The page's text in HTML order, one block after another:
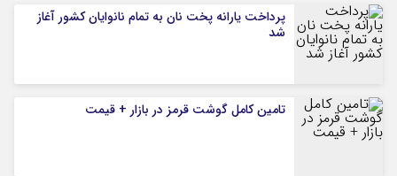
پرداخت یارانه پخت نان به تمام نانوایان کشور آغاز
شد
تامین کامل گوشت قرمز در بازار + قیمت